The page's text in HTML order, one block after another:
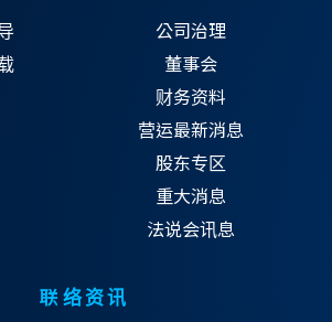
公司治理
董事会
财务资料
营运最新消息
股东专区
重大消息
法说会讯息
联络资讯